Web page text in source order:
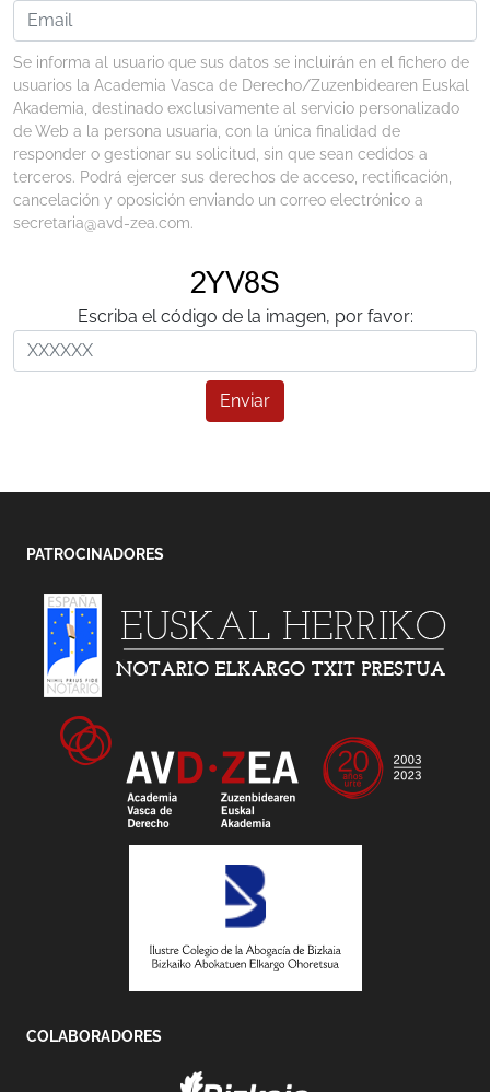
Se informa al usuario que sus datos se incluirán en el fichero de
usuarios la Academia Vasca de Derecho/Zuzenbidearen Euskal
Akademia, destinado exclusivamente al servicio personalizado
de Web a la persona usuaria, con la única finalidad de
responder o gestionar su solicitud, sin que sean cedidos a
terceros. Podrá ejercer sus derechos de acceso, rectificación,
cancelación y oposición enviando un correo electrónico a
secretaria@avd-zea.com.
Escriba el código de la imagen, por favor:
Enviar
PATROCINADORES
COLABORADORES